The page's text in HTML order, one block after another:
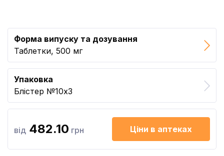
Форма випуску та дозування
Таблетки, 500 мг
Упаковка
Блістер №10x3
від 482.10 грн Ціни в аптеках